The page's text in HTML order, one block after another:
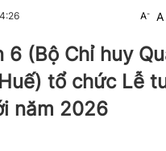
A- A
6 (Bộ Chỉ huy
tổ chức Lễ
năm 2026